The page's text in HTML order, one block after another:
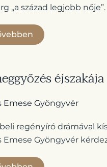
„a század legjobb nője”.
éjszakája
Emese Gyöngyvér
regényíró drámával
Emese Gyöngyvér